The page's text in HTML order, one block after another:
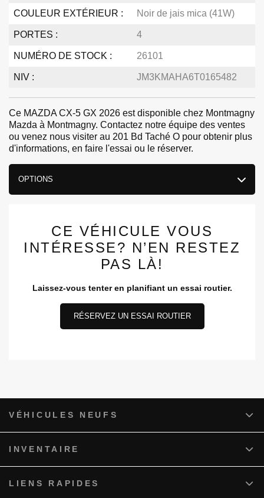
COULEUR EXTÉRIEUR : Noir de jais mica (41W)
PORTES : 4
NUMÉRO DE STOCK : 26101
NIV : JM3KMAHA6T0165482
Ce MAZDA CX-5 GX 2026 est disponible chez Montmagny
Mazda à Montmagny. Contactez notre équipe des ventes
ou venez nous visiter au 201 Bd Taché O pour obtenir plus
d'informations, en faire l'essai ou le réserver.
OPTIONS
CE VÉHICULE VOUS
INTÉRESSE? N’EN RESTEZ
PAS LÀ!
Laissez-vous tenter en planifiant un essai routier.
RÉSERVEZ UN ESSAI ROUTIER
VÉHICULES NEUFS
INVENTAIRE
LIENS RAPIDES